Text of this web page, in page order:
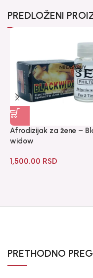
PREDLOŽENI
Afrodizijak za žene –
widow
1,500.00 RSD
PRETHODNO